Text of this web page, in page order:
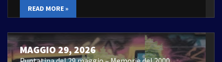
READ MORE »
MAGGIO 29, 2026